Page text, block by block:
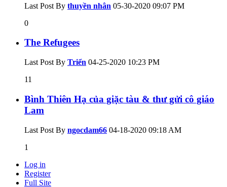
Last Post By thuyền nhân 05-30-2020 09:07 PM
0
The Refugees
Last Post By Triển 04-25-2020 10:23 PM
11
Bình Thiên Hạ của giặc tàu & thư gửi cô giáo
Lam
Last Post By ngocdam66 04-18-2020 09:18 AM
1
Log in
Register
Full Site